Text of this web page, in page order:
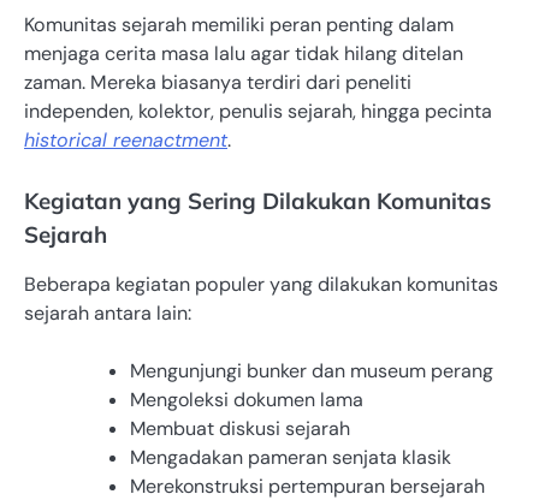
Komunitas sejarah memiliki peran penting dalam
menjaga cerita masa lalu agar tidak hilang ditelan
zaman. Mereka biasanya terdiri dari peneliti
independen, kolektor, penulis sejarah, hingga pecinta
historical reenactment.
Kegiatan yang Sering Dilakukan Komunitas
Sejarah
Beberapa kegiatan populer yang dilakukan komunitas
sejarah antara lain:
Mengunjungi bunker dan museum perang
Mengoleksi dokumen lama
Membuat diskusi sejarah
Mengadakan pameran senjata klasik
Merekonstruksi pertempuran bersejarah